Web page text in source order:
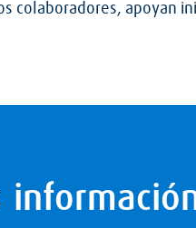
apoyan